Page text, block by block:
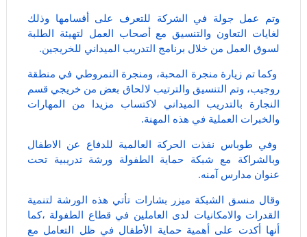
وتم عمل جولة في الشركة للتعرف على أقسامها وذلك
لغايات التعاون والتنسيق مع أصحاب العمل لتهيئة الطلبة
لسوق العمل من خلال برنامج التدريب الميداني للخريجين.
وكما تم زيارة منجرة المحبة، ومنجرة النمروطي في منطقة
روجيب، وتم التنسيق والترتيب لالحاق بعض من خريجي قسم
النجارة بالتدريب الميداني لاكتساب مزيدا من المهارات
والخبرات العملية في هذه المهنة.
وفي طوباس نفذت الحركة العالمية للدفاع عن الاطفال
وبالشراكة مع شبكة حماية الطفولة ورشة تدريبية تحت
عنوان مدارس آمنه.
وقال منسق الشبكة ميزر بشارات تأتي هذه الورشة لتنمية
القدرات والامكانيات لدى العاملين في قطاع الطفولة ،كما
أنها أكدت على أهمية حماية الأطفال في ظل التعامل مع